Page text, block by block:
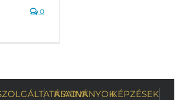
0
KIADVÁNYOKKÉPZÉSEK